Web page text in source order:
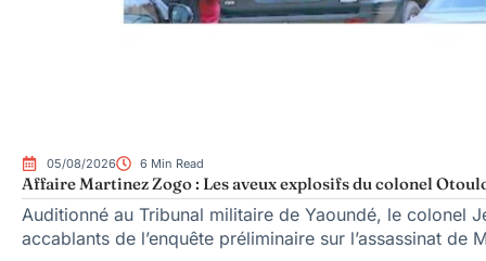
05/08/2026 6 Min Read
Affaire Martinez Zogo : Les aveux explosifs du colonel
Auditionné au Tribunal militaire de Yaoundé, le colonel
accablants de l’enquête préliminaire sur l’assassinat de